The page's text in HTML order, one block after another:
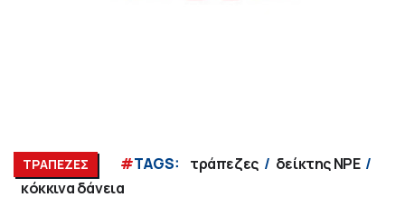
ΤΡΑΠΕΖΕΣ #TAGS: τράπεζες
δείκτης NPE
κόκκινα δάνεια